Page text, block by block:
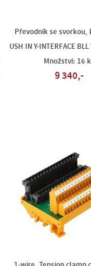
Převodník se svorkou,
USH IN Y-INTERFACE
Množství: 16
9 340,-